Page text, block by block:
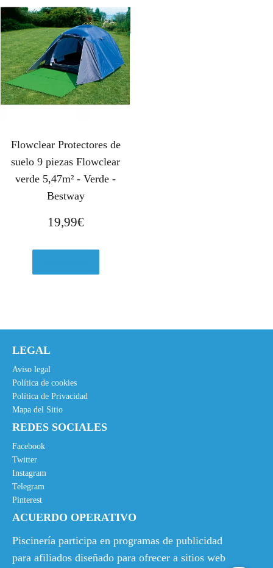
i
g
i
n
a
l
e
:
1
4
,
5
.
t
u
a
l
e
s
:
,
9
5
Flowclear Protectores de
suelo 9 piezas Flowclear
verde 5,47m² - Verde -
Bestway
19,99€
LEGAL
Aviso legal
Política de cookies
Política de Privacidad
Mapa del Sitio
REDES SOCIALES
Facebook
Twitter
Instagram
Telegram
Pinterest
ACUERDO OPERATIVO
Piscinería participa en programas de publicidad
para afiliados diseñado para ofrecer a sitios web